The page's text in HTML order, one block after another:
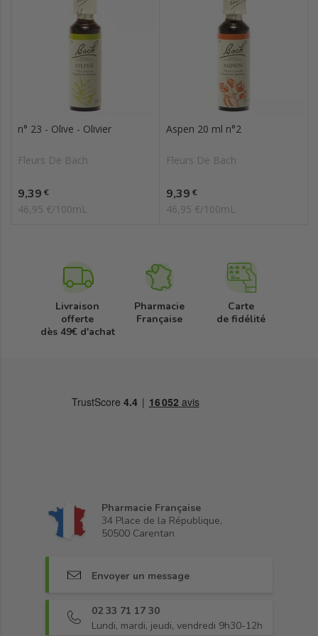
n° 23 - Olive - Olivier
Fleurs De Bach
Prix
9,39 €
46,95 €/100mL
Aspen 20 ml n°2
Fleurs De Bach
Prix
9,39 €
46,95 €/100mL
Livraison
offerte
dès 49€ d'achat
Pharmacie
Française
Carte
de fidélité
Pharmacie Française
34 Place de la République,
50500 Carentan
Envoyer un message
02 33 71 17 30
Lundi, mardi, jeudi, vendredi 9h30-12h